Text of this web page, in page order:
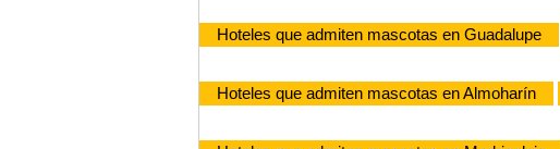
Hoteles que admiten mascotas en Guadalupe
Hoteles que admiten mascotas en Almoharín